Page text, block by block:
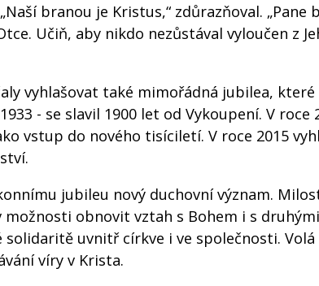
branou je Kristus,“ zdůrazňoval.
Učiň, aby nikdo nezůstával vyloučen z
vyhlašovat také mimořádná jubilea,
- se slavil 1900 let od Vykoupení. V roce
vstup do nového tisíciletí. V roce 2015
jubileu nový duchovní význam.
možnosti obnovit vztah s Bohem i s
uvnitř církve i ve společnosti.
víry v Krista.